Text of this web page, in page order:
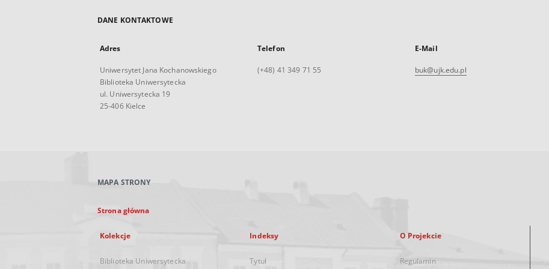
DANE KONTAKTOWE
Adres
Uniwersytet Jana Kochanowskiego
Biblioteka Uniwersytecka
ul. Uniwersytecka 19
25-406 Kielce
Telefon
(+48) 41 349 71 55
E-Mail
buk@ujk.edu.pl
MAPA STRONY
Strona główna
Kolekcje
Biblioteka Uniwersytecka
Indeksy
Tytuł
O Projekcie
Regulamin